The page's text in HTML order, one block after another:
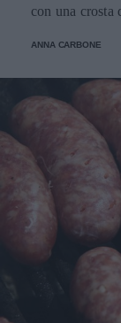
con una crosta
melanzane.
ANNA CARBONE